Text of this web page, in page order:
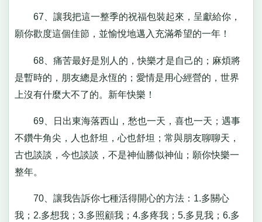
67、讓我把這一整季的祝福包裝起來，呈獻給你，
願你歡度這個佳節，並愉悅地邁入充滿希望的一年！
68、痛苦最好是別人的，快樂才是自己的；麻煩將
是暫時的，朋友總是永恆的；愛情是用心經營的，世界
上沒有什麼大不了的。新年快樂！
69、日出東海落西山，愁也一天，喜也一天；遇事
不鑽牛角尖，人也舒坦，心也舒坦；常與朋友聊聊天，
古也談談，今也談談，不是神仙勝似神仙；願你快樂一
整年。
70、讓我告訴你七種活得開心的方法：1.多關心
我；2.多想我；3.多照顧我；4.多疼我；5.多見我；6.多